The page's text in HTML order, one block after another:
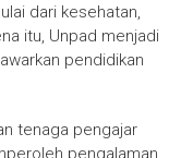
dari kesehatan,
itu, Unpad menjadi
pendidikan
tenaga pengajar
pengalaman